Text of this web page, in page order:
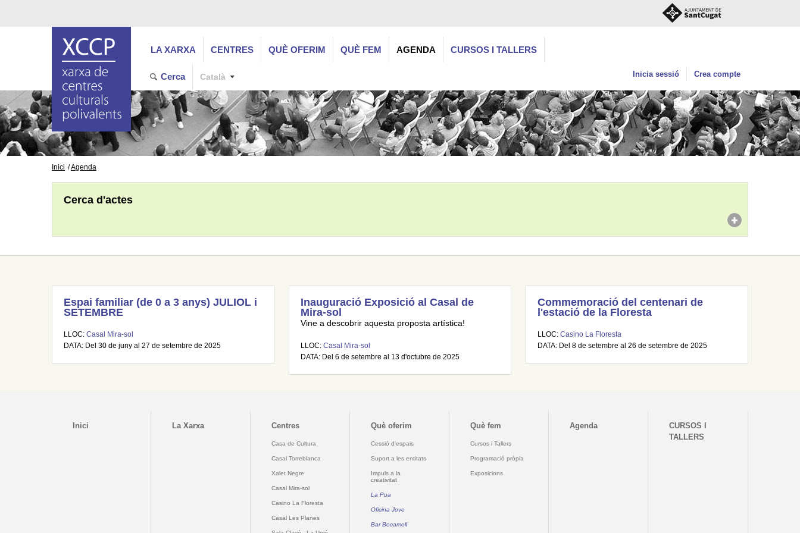
LA XARXA CENTRES QUÈ OFERIM QUÈ FEM AGENDA CURSOS I TALLERS
Cerca Català Inicia sessió Crea compte
Inici Agenda
Cerca d'actes
Espai familiar (de 0 a 3 anys) JULIOL i
SETEMBRE
LLOC: Casal Mira-sol
DATA: Del 30 de juny al 27 de setembre de 2025
Inauguració Exposició al Casal de
Mira-sol
Vine a descobrir aquesta proposta artística!
LLOC: Casal Mira-sol
DATA: Del 6 de setembre al 13 d'octubre de 2025
Commemoració del centenari de
l'estació de la Floresta
LLOC: Casino La Floresta
DATA: Del 8 de setembre al 26 de setembre de 2025
Inici La Xarxa Centres
Casa de Cultura
Casal Torreblanca
Xalet Negre
Casal Mira-sol
Casino La Floresta
Casal Les Planes
Què oferim
Cessió d'espais
Suport a les entitats
Impuls a la
creativitat
La Pua
Oficina Jove
Bar Bocamoll
Què fem
Cursos i Tallers
Programació pròpia
Exposicions
Agenda
CURSOS I
TALLERS